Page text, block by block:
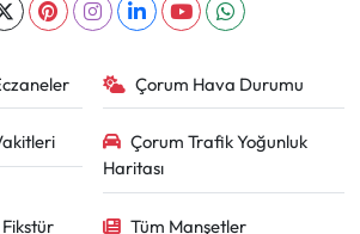
Çorum Hava Durumu
Çorum Trafik Yoğunluk
Haritası
Tüm Manşetler